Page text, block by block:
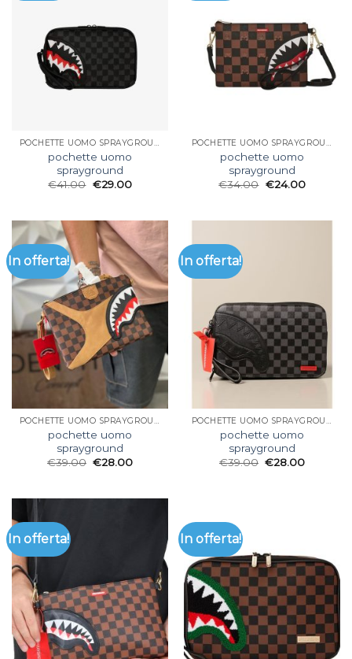
POCHETTE UOMO SPRAYGROUND
pochette uomo
sprayground
€41.00 €29.00
POCHETTE UOMO SPRAYGROUND
pochette uomo
sprayground
€34.00 €24.00
In offerta!
POCHETTE UOMO SPRAYGROUND
pochette uomo
sprayground
€39.00 €28.00
In offerta!
POCHETTE UOMO SPRAYGROUND
pochette uomo
sprayground
€39.00 €28.00
In offerta! In offerta!